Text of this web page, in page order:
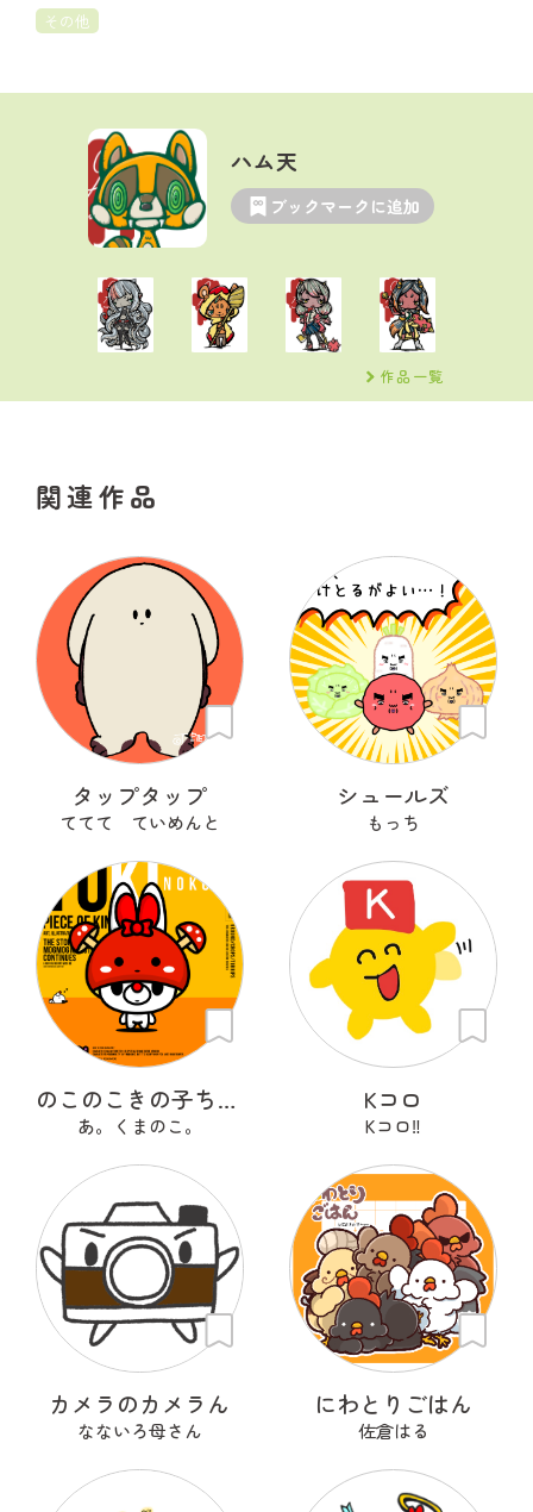
その他
ハム天
ブックマークに追加
作品一覧
関連作品
タップタップ
ててて ていめんと
シュールズ
もっち
のこのこきの子ちゃん
あ。くまのこ。
Kコロ
Kコロ‼︎
カメラのカメラん
なないろ母さん
にわとりごはん
佐倉はる